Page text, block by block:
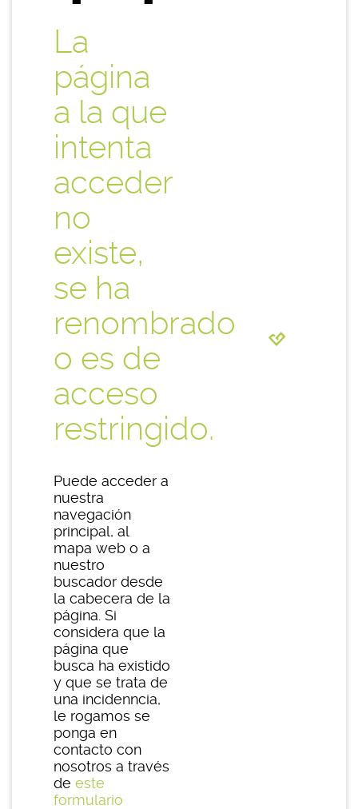
La
página
a la que
intenta
acceder
no
existe,
se ha
renombrado
o es de
acceso
restringido.
Puede acceder a
nuestra
navegación
principal, al
mapa web o a
nuestro
buscador desde
la cabecera de la
página. Si
considera que la
página que
busca ha existido
y que se trata de
una incidenncia,
le rogamos se
ponga en
contacto con
nosotros a través
de este
formulario